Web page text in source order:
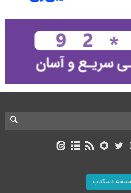
نسخه دسکتاپ